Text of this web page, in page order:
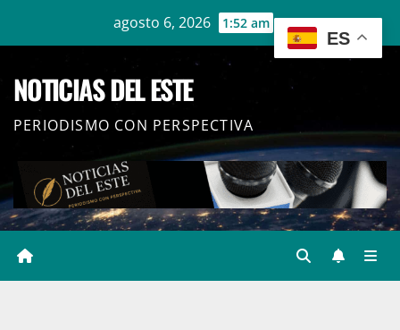
agosto 6, 2026 1:52 am
NOTICIAS DEL ESTE
PERIODISMO CON PERSPECTIVA
ES